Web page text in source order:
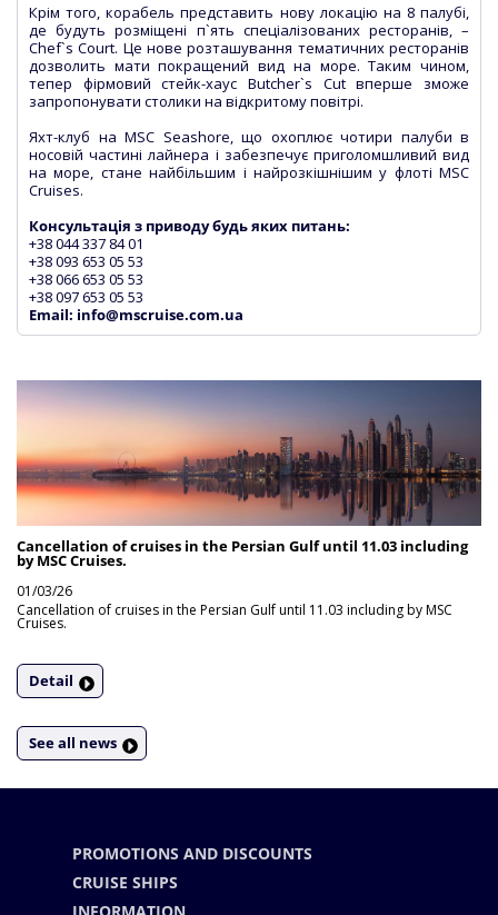
Крім того, корабель представить нову локацію на 8 палубі,
де будуть розміщені п`ять спеціалізованих ресторанів, –
Chef`s Court. Це нове розташування тематичних ресторанів
дозволить мати покращений вид на море. Таким чином,
тепер фірмовий стейк-хаус Butcher`s Cut вперше зможе
запропонувати столики на відкритому повітрі.
Яхт-клуб на MSC Seashore, що охоплює чотири палуби в
носовій частині лайнера і забезпечує приголомшливий вид
на море, стане найбільшим і найрозкішнішим у флоті MSC
Cruises.
Консультація з приводу будь яких питань:
+38 044 337 84 01
+38 093 653 05 53
+38 066 653 05 53
+38 097 653 05 53
Email: info@mscruise.com.ua
Cancellation of cruises in the Persian Gulf until 11.03 including
by MSC Cruises.
01/03/26
Cancellation of cruises in the Persian Gulf until 11.03 including by MSC
Cruises.
Detail
See all news
PROMOTIONS AND DISCOUNTS
CRUISE SHIPS